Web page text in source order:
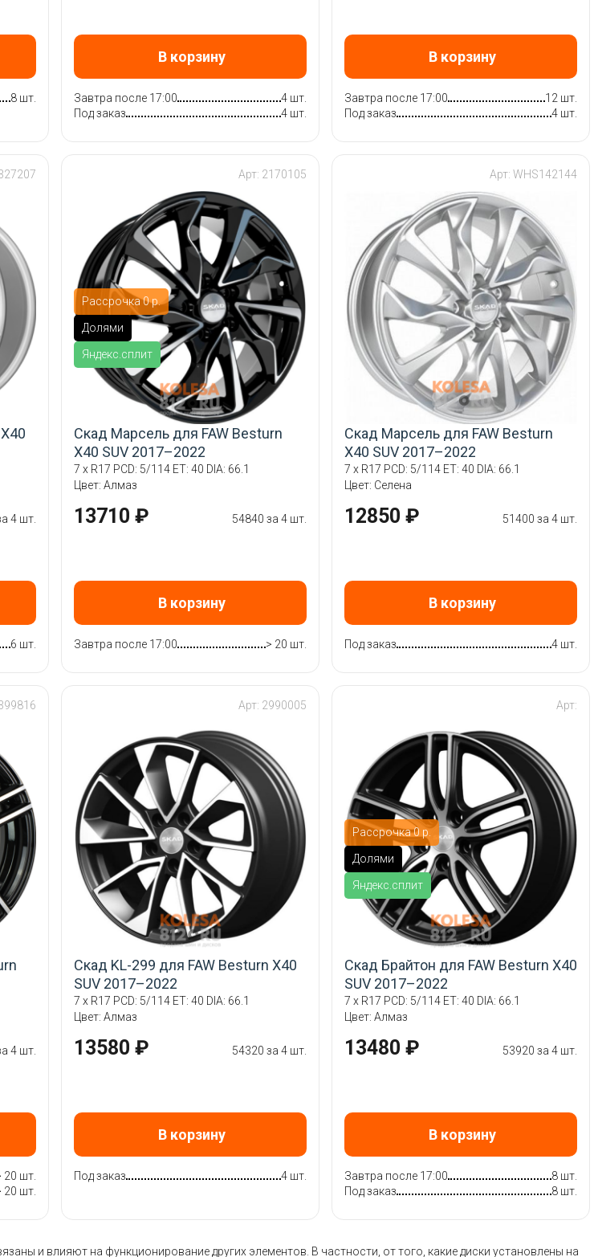
8 шт.
В корзину
Завтра после 17:00
4 шт.
Под заказ
4 шт.
В корзину
Завтра после 17:00
12 шт.
Под заказ
4 шт.
4 шт.
6 шт.
Рассрочка 0 р.
Долями
Яндекс.сплит
Арт: 2170105
Скад Марсель для FAW Besturn
X40 SUV 2017–2022
7 x R17 PCD: 5/114 ET: 40 DIA: 66.1
Цвет: Алмаз
13710 ₽ 54840 за 4 шт.
В корзину
Завтра после 17:00 > 20 шт.
Арт: WHS142144
Скад Марсель для FAW Besturn
X40 SUV 2017–2022
7 x R17 PCD: 5/114 ET: 40 DIA: 66.1
Цвет: Селена
12850 ₽ 51400 за 4 шт.
В корзину
Под заказ 4 шт.
4 шт.
20 шт.
20 шт.
Арт: 2990005
Скад KL-299 для FAW Besturn X40
SUV 2017–2022
7 x R17 PCD: 5/114 ET: 40 DIA: 66.1
Цвет: Алмаз
13580 ₽ 54320 за 4 шт.
В корзину
Под заказ 4 шт.
Рассрочка 0 р.
Долями
Яндекс.сплит
Арт:
Скад Брайтон для FAW Besturn X40
SUV 2017–2022
7 x R17 PCD: 5/114 ET: 40 DIA: 66.1
Цвет: Алмаз
13480 ₽ 53920 за 4 шт.
В корзину
Завтра после 17:00
8 шт.
Под заказ
8 шт.
и влияют на функционирование других элементов. В частности, от того, какие диски установлены на